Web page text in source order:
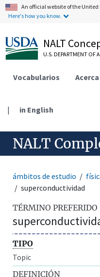
An official website of the
Here's how you know.
NALT
U.S. DEPARTMENT OF
Vocabularios
| in English
NALT
ámbitos de estudio
superconductividad
TÉRMINO PREFERIDO
TIPO
Topic
DEFINICIÓN